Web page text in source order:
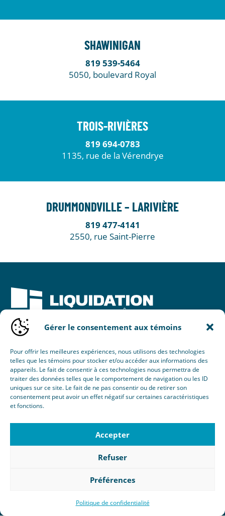
Gérer le consentement aux témoins
Pour offrir les meilleures expériences, nous utilisons des technologies
telles que les témoins pour stocker et/ou accéder aux informations des
appareils. Le fait de consentir à ces technologies nous permettra de
traiter des données telles que le comportement de navigation ou les ID
uniques sur ce site. Le fait de ne pas consentir ou de retirer son
consentement peut avoir un effet négatif sur certaines caractéristiques
et fonctions.
Accepter
Refuser
Préférences
Politique de confidentialité
SHAWINIGAN
819 539-5464
5050, boulevard Royal
TROIS-RIVIÈRES
819 694-0783
1135, rue de la Vérendrye
DRUMMONDVILLE – LARIVIÈRE
819 477-4141
2550, rue Saint-Pierre
Une initiative de :
© 2026 Nouvel Horizon Portes & Fenêtres Inc.
Tous droits réservés.
Politique de confidentialité|Gérer le consentement aux